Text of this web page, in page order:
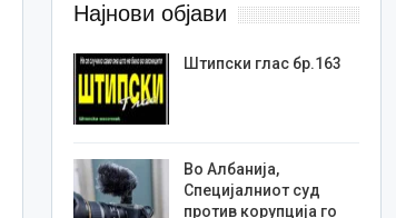
Најнови објави
Штипски глас бр.163
Во Албанија,
Специјалниот суд
против корупција го